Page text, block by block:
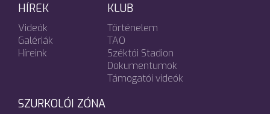
HÍREK
Videók
Galériák
Híreink
KLUB
Történelem
TAO
Széktói Stadion
Dokumentumok
Támogatói videók
SZURKOLÓI ZÓNA